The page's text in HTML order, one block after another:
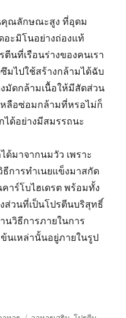
คุณลักษณะสูง ที่อุดม
อะมิโนอย่างถ่องแท้
นที่เรือนร่างของคนเรา
มไปใช้สร้างกล้ามได้ฉับ
มัดกล้ามเนื้อให้มีสัดส่วน
ลือซ่อมกล้ามที่หรอไม่ก็
ได้อย่างมีสมรรถนะ
ด้มาจากนมวัว เพราะ
การทำเนยแข็งมาสกัด
คาร์โบไฮเดรต พร้อมทั้ง
ส่วนที่เป็นโปรตีนบริสุทธิ์
นวิธีการภายในการ
นเหล่านั้นอยู่ภายในรูป